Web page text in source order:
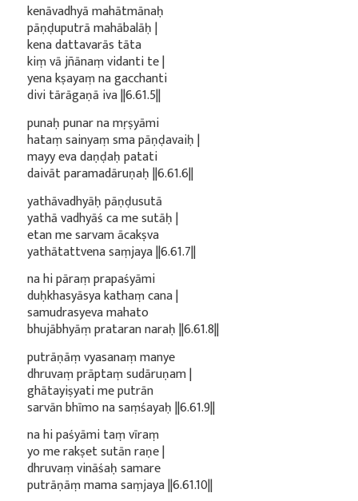
kenāvadhyā mahātmānaḥ
pāṇḍuputrā mahābalāḥ |
kena dattavarās tāta
kiṃ vā jñānaṃ vidanti te |
yena kṣayaṃ na gacchanti
divi tārāgaṇā iva ||6.61.5||
punaḥ punar na mṛṣyāmi
hataṃ sainyaṃ sma pāṇḍavaiḥ |
mayy eva daṇḍaḥ patati
daivāt paramadāruṇaḥ ||6.61.6||
yathāvadhyāḥ pāṇḍusutā
yathā vadhyāś ca me sutāḥ |
etan me sarvam ācakṣva
yathātattvena saṃjaya ||6.61.7||
na hi pāraṃ prapaśyāmi
duḥkhasyāsya kathaṃ cana |
samudrasyeva mahato
bhujābhyāṃ prataran naraḥ ||6.61.8||
putrāṇāṃ vyasanaṃ manye
dhruvaṃ prāptaṃ sudāruṇam |
ghātayiṣyati me putrān
sarvān bhīmo na saṃśayaḥ ||6.61.9||
na hi paśyāmi taṃ vīraṃ
yo me rakṣet sutān raṇe |
dhruvaṃ vināśaḥ samare
putrāṇāṃ mama saṃjaya ||6.61.10||